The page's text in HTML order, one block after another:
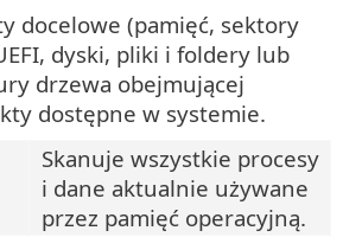
docelowe (pamięć, sektory
dyski, pliki i foldery lub
drzewa obejmującej
dostępne w systemie.
Skanuje wszystkie procesy
i dane aktualnie używane
przez pamięć operacyjną.